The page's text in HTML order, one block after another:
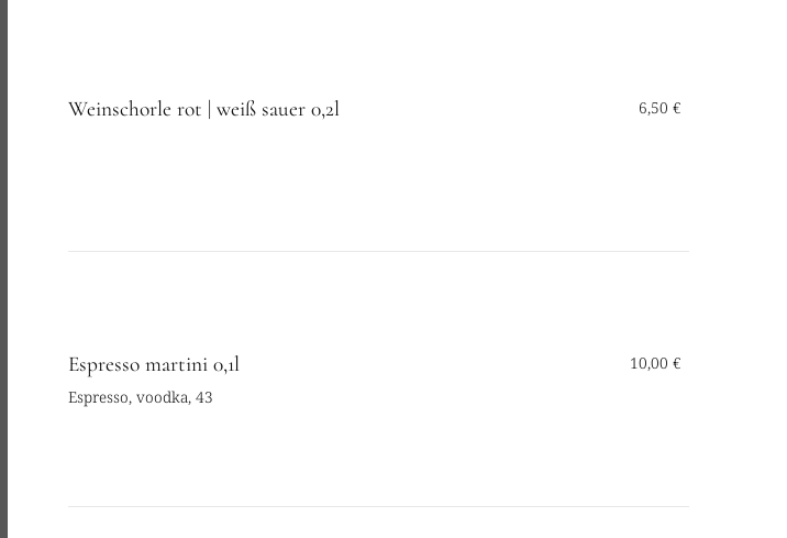
Weinschorle rot | weiß sauer 0,2l 6,50 €
Espresso martini 0,1l
Espresso, voodka, 43
10,00 €